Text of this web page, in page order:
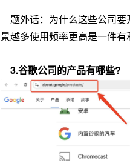
题外话：为什么这些公司要
景越多使用频率更高是一件有
3.谷歌公司的产品有哪些?